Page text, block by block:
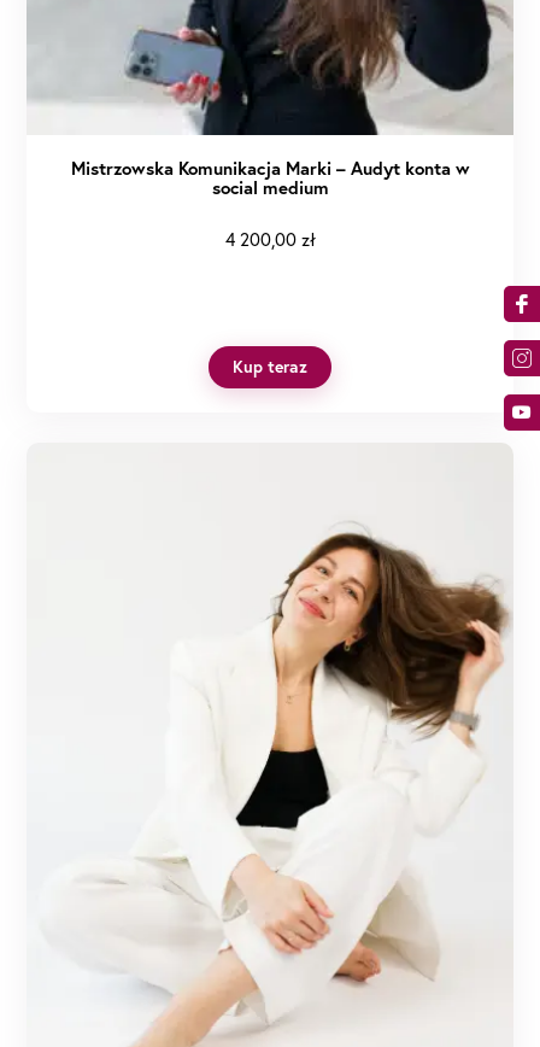
Mistrzowska Komunikacja Marki – Audyt konta w
social medium
4 200,00 zł
Kup teraz